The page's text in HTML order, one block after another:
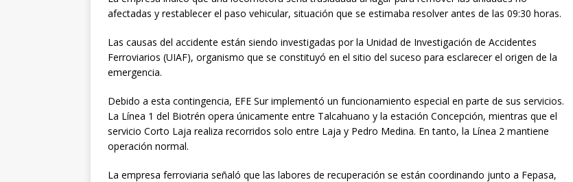
afectadas y restablecer el paso vehicular, situación que se estimaba resolver antes de las 09:30 horas.
Las causas del accidente están siendo investigadas por la Unidad de Investigación de Accidentes
Ferroviarios (UIAF), organismo que se constituyó en el sitio del suceso para esclarecer el origen de la
emergencia.
Debido a esta contingencia, EFE Sur implementó un funcionamiento especial en parte de sus servicios.
La Línea 1 del Biotrén opera únicamente entre Talcahuano y la estación Concepción, mientras que el
servicio Corto Laja realiza recorridos solo entre Laja y Pedro Medina. En tanto, la Línea 2 mantiene
operación normal.
La empresa ferroviaria señaló que las labores de recuperación se están coordinando junto a Fepasa,